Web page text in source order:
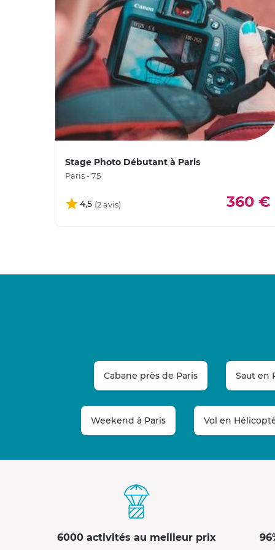
Stage Photo Débutant à Paris
Paris - 75
4,5 360 €
Cabane près de Paris Saut en
Weekend à Paris Vol en
6000 activités au meilleur prix